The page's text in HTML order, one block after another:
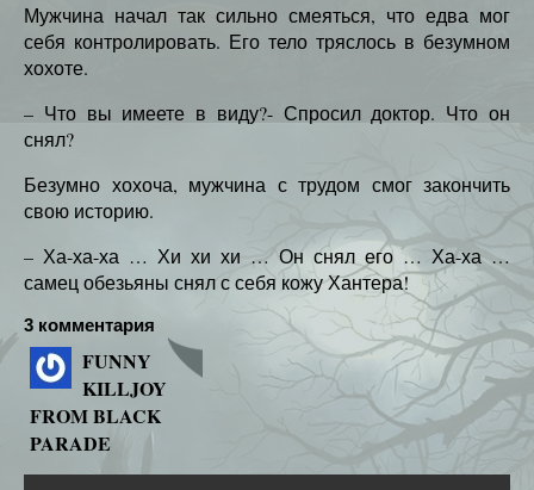
Мужчина начал так сильно смеяться, что едва мог
себя контролировать. Его тело тряслось в безумном
хохоте.
– Что вы имеете в виду?- Спросил доктор. Что он
снял?
Безумно хохоча, мужчина с трудом смог закончить
свою историю.
– Ха-ха-ха … Хи хи хи … Он снял его … Ха-ха …
самец обезьяны снял с себя кожу Хантера!
3 комментария
FUNNY
KILLJOY
FROM BLACK
PARADE